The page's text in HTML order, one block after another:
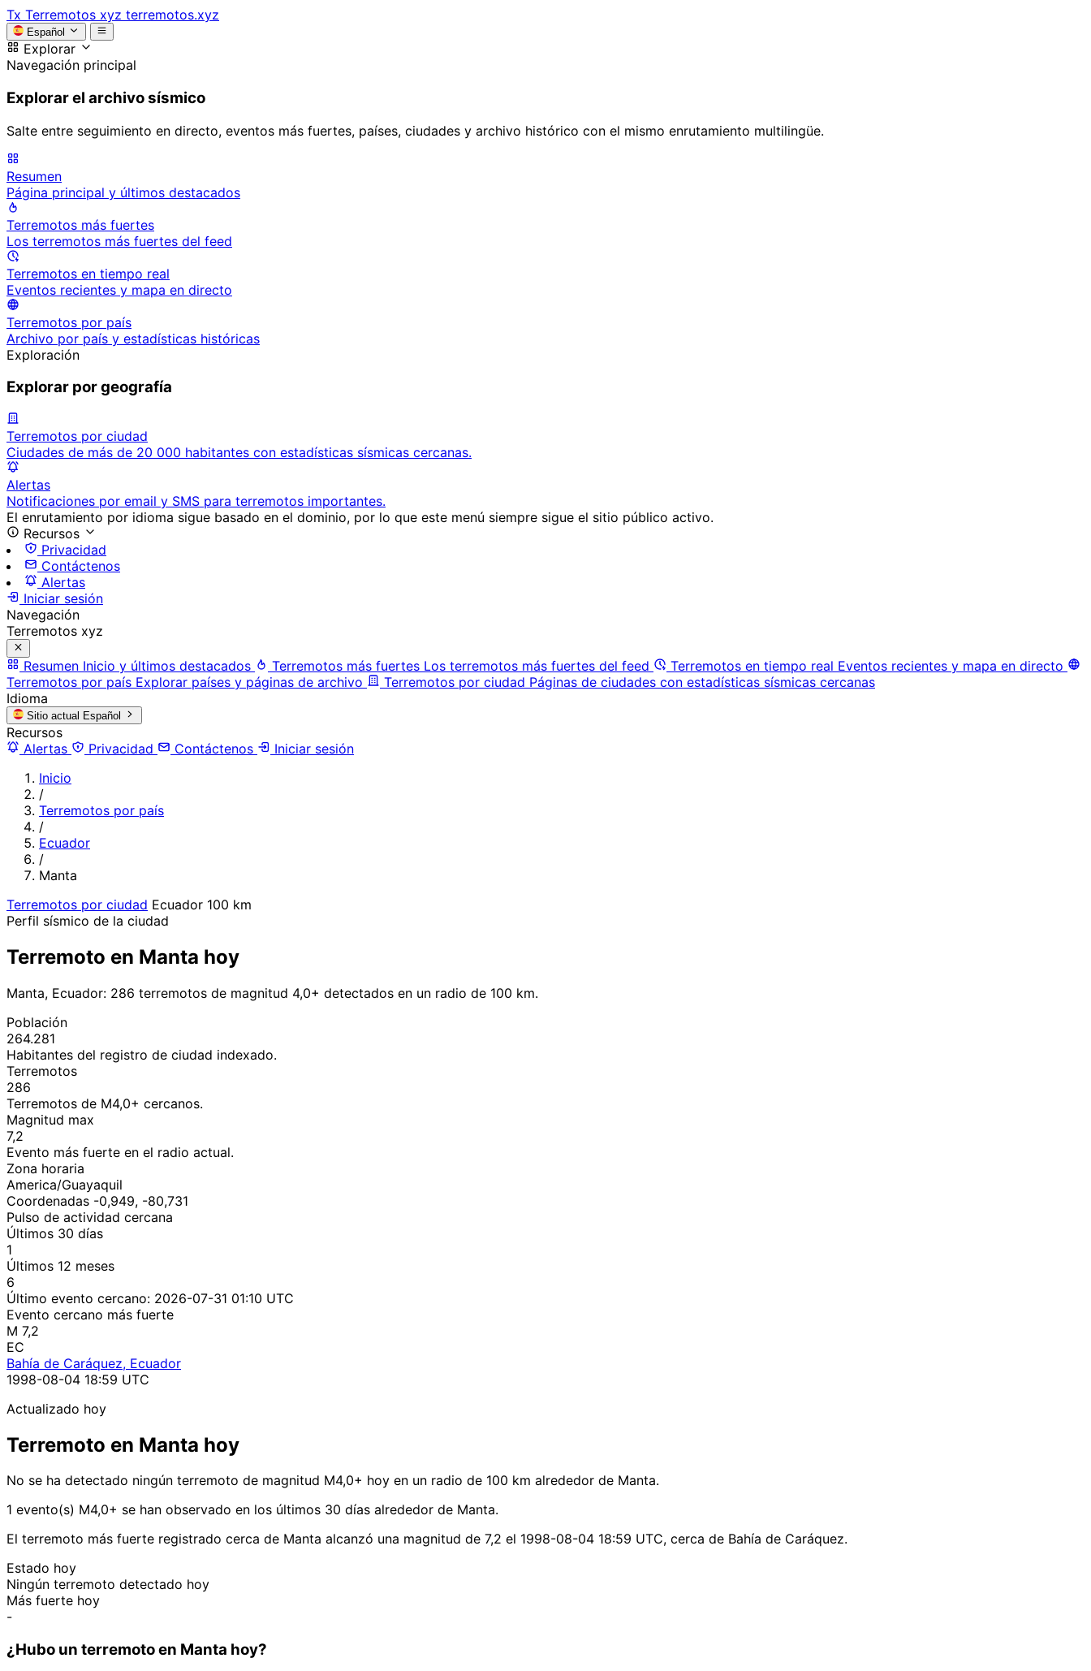
Tx Terremotos xyz terremotos.xyz
Español
Explorar
Navegación principal
Explorar el archivo sísmico
Salte entre seguimiento en directo, eventos más fuertes, países, ciudades y archivo histórico con el mismo enrutamiento multilingüe.
Resumen
Página principal y últimos destacados
Terremotos más fuertes
Los terremotos más fuertes del feed
Terremotos en tiempo real
Eventos recientes y mapa en directo
Terremotos por país
Archivo por país y estadísticas históricas
Exploración
Explorar por geografía
Terremotos por ciudad
Ciudades de más de 20 000 habitantes con estadísticas sísmicas cercanas.
Alertas
Notificaciones por email y SMS para terremotos importantes.
El enrutamiento por idioma sigue basado en el dominio, por lo que este menú siempre sigue el sitio público activo.
Recursos
Privacidad
Contáctenos
Alertas
Iniciar sesión
Navegación
Terremotos xyz
Resumen Inicio y últimos destacados Terremotos más fuertes Los terremotos más fuertes del feed Terremotos en tiempo real Eventos recientes y mapa en directo
Terremotos por país Explorar países y páginas de archivo Terremotos por ciudad Páginas de ciudades con estadísticas sísmicas cercanas
Idioma
Sitio actual Español
Recursos
Alertas
Privacidad Contáctenos
Iniciar sesión
Inicio
/
Terremotos por país
/
Ecuador
/
Manta
Terremotos por ciudad Ecuador 100 km
Perfil sísmico de la ciudad
Terremoto en Manta hoy
Manta, Ecuador: 286 terremotos de magnitud 4,0+ detectados en un radio de 100 km.
Población
264.281
Habitantes del registro de ciudad indexado.
Terremotos
286
Terremotos de M4,0+ cercanos.
Magnitud max
7,2
Evento más fuerte en el radio actual.
Zona horaria
America/Guayaquil
Coordenadas -0,949, -80,731
Pulso de actividad cercana
Últimos 30 días
1
Últimos 12 meses
6
Último evento cercano: 2026-07-31 01:10 UTC
Evento cercano más fuerte
M 7,2
EC
Bahía de Caráquez, Ecuador
1998-08-04 18:59 UTC
Actualizado hoy
Terremoto en Manta hoy
No se ha detectado ningún terremoto de magnitud M4,0+ hoy en un radio de 100 km alrededor de Manta.
1 evento(s) M4,0+ se han observado en los últimos 30 días alrededor de Manta.
El terremoto más fuerte registrado cerca de Manta alcanzó una magnitud de 7,2 el 1998-08-04 18:59 UTC, cerca de Bahía de Caráquez.
Estado hoy
Ningún terremoto detectado hoy
Más fuerte hoy
-
¿Hubo un terremoto en Manta hoy?